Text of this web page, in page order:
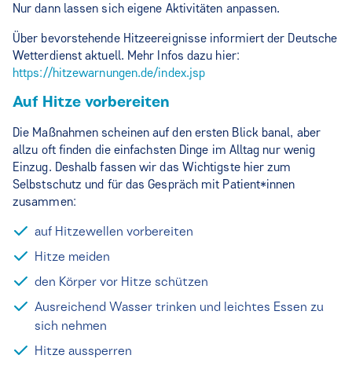
Nur dann lassen sich eigene Aktivitäten anpassen.
Über bevorstehende Hitzeereignisse informiert der Deutsche
Wetterdienst aktuell. Mehr Infos dazu hier:
https://hitzewarnungen.de/index.jsp
Auf Hitze vorbereiten
Die Maßnahmen scheinen auf den ersten Blick banal, aber
allzu oft finden die einfachsten Dinge im Alltag nur wenig
Einzug. Deshalb fassen wir das Wichtigste hier zum
Selbstschutz und für das Gespräch mit Patient*innen
zusammen:
auf Hitzewellen vorbereiten
Hitze meiden
den Körper vor Hitze schützen
Ausreichend Wasser trinken und leichtes Essen zu
sich nehmen
Hitze aussperren